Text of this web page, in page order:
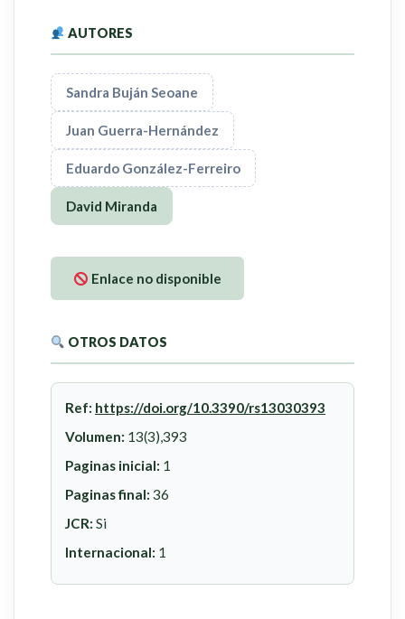
AUTORES
Sandra Buján Seoane
Juan Guerra-Hernández
Eduardo González-Ferreiro
David Miranda
Enlace no disponible
OTROS DATOS
Ref: https://doi.org/10.3390/rs13030393
Volumen: 13(3),393
Paginas inicial: 1
Paginas final: 36
JCR: Si
Internacional: 1